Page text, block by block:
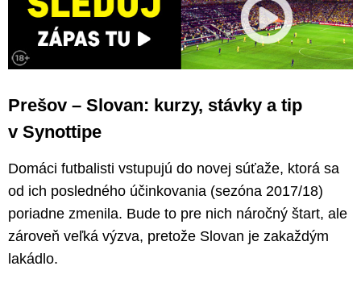
Prešov – Slovan: kurzy, stávky a tip
v Synottipe
Domáci futbalisti vstupujú do novej súťaže, ktorá sa
od ich posledného účinkovania (sezóna 2017/18)
poriadne zmenila. Bude to pre nich náročný štart, ale
zároveň veľká výzva, pretože Slovan je zakaždým
lakádlo.